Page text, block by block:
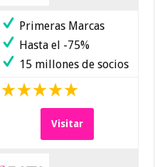
Primeras Marcas
Hasta el -75%
15 millones de socios
Visitar